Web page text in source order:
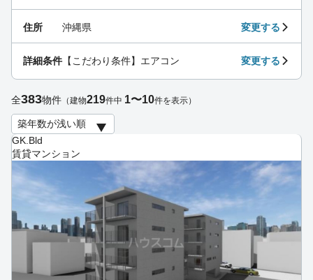
GK.Bld
賃貸マンション
住所 沖縄県 変更する
詳細条件 【こだわり条件】エアコン 変更する
全383物件 （建物219件中 1〜10件を表示）